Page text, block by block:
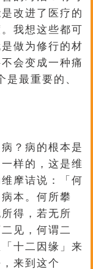
改进了医疗的
我想这些都可
做为修行的材
会变成一种痛
最重要的、
？病的根本是
样的，这是维
摩诘说：「何
本。何所攀
得，若无所
见，何谓二
十二因缘」来
来到这个